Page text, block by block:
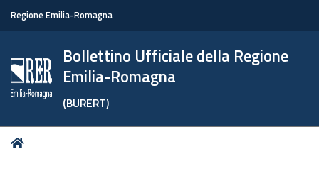
Regione Emilia-Romagna
Bollettino Ufficiale della Regione
Emilia-Romagna
(BURERT)
Tu